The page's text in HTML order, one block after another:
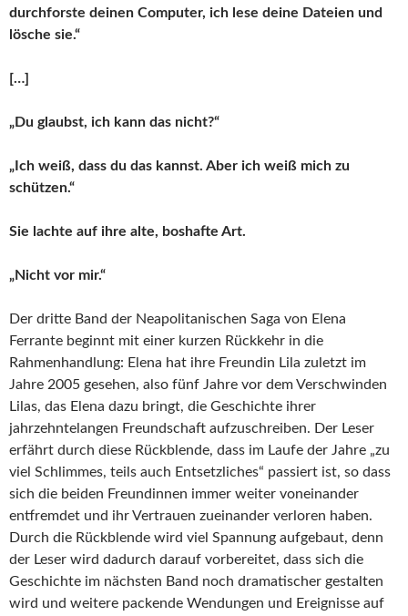
durchforste deinen Computer, ich lese deine Dateien und
lösche sie.“
[…]
„Du glaubst, ich kann das nicht?“
„Ich weiß, dass du das kannst. Aber ich weiß mich zu
schützen.“
Sie lachte auf ihre alte, boshafte Art.
„Nicht vor mir.“
Der dritte Band der Neapolitanischen Saga von Elena
Ferrante beginnt mit einer kurzen Rückkehr in die
Rahmenhandlung: Elena hat ihre Freundin Lila zuletzt im
Jahre 2005 gesehen, also fünf Jahre vor dem Verschwinden
Lilas, das Elena dazu bringt, die Geschichte ihrer
jahrzehntelangen Freundschaft aufzuschreiben. Der Leser
erfährt durch diese Rückblende, dass im Laufe der Jahre „zu
viel Schlimmes, teils auch Entsetzliches“ passiert ist, so dass
sich die beiden Freundinnen immer weiter voneinander
entfremdet und ihr Vertrauen zueinander verloren haben.
Durch die Rückblende wird viel Spannung aufgebaut, denn
der Leser wird dadurch darauf vorbereitet, dass sich die
Geschichte im nächsten Band noch dramatischer gestalten
wird und weitere packende Wendungen und Ereignisse auf